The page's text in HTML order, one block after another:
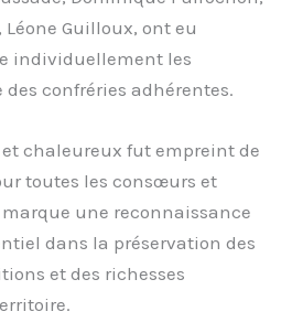
Guilloux, ont eu
individuellement les
confréries adhérentes.
chaleureux fut empreint de
toutes les consœurs et
une reconnaissance
dans la préservation des
et des richesses